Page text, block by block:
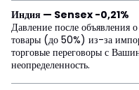
Индия — Sensex -0,21%
Давление после
товары (до 50%) из-за
торговые переговоры с
неопределенность.